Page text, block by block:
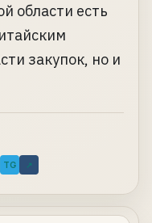
области есть
закупок, но и
TG ↗